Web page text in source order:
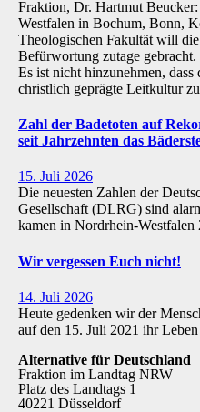
Fraktion, Dr. Hartmut
Westfalen in Bochum, Bonn,
Theologischen Fakultät will
Befürwortung zutage gebracht.
Es ist nicht hinzunehmen,
christlich geprägte Leitkultur
Zahl der Badetoten auf
seit Jahrzehnten das
15. Juli 2026
Die neuesten Zahlen der
Gesellschaft (DLRG) sind
kamen in Nordrhein-
Wir vergessen Euch nicht!
14. Juli 2026
Heute gedenken wir der
auf den 15. Juli 2021 ihr
Alternative für Deutschland
Fraktion im Landtag NRW
Platz des Landtags 1
40221 Düsseldorf